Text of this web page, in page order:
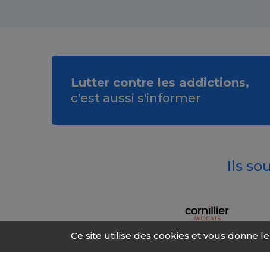
Lutter contre les addictions,
c'est aussi s'informer
Ils
Ce site utilise des cookies et vous donne